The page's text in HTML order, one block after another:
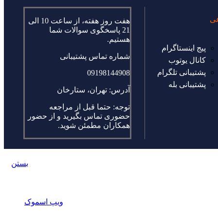
پیج اینستاگرام
کانال یوتوب
پشتیبانی تلگرام
پشتیبانی بله
هفت روز هفته، از ساعت 10 الی
21 پاسخگوی سوالات شما
هستیم.
شماره تماس پشتیبانی
09198144908
آدرس: تهران، ستارخان
توجه: حتما قبل از مراجعه
حضوری تماس بگیرید و از حضور
همکاران مطمئن شوید.
بستن
ویپ اسموک